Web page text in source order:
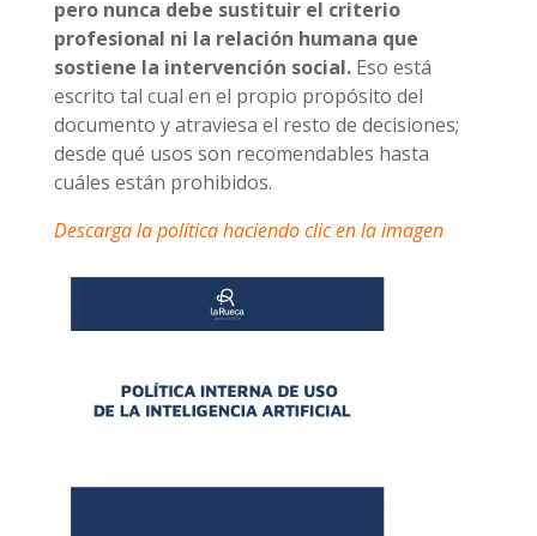
pero nunca debe sustituir el criterio
profesional ni la relación humana que
sostiene la intervención social.Eso está
escrito tal cual en el propio propósito del
documento y atraviesa el resto de decisiones;
desde qué usos son recomendables hasta
cuáles están prohibidos.
Descarga la política haciendo clic en la imagen